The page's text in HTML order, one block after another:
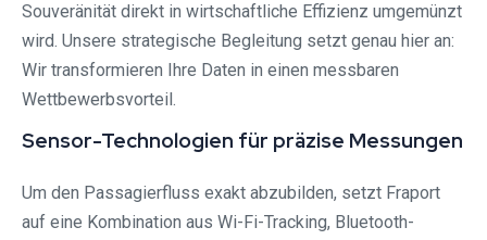
Souveränität direkt in wirtschaftliche Effizienz umgemünzt
wird. Unsere strategische Begleitung setzt genau hier an:
Wir transformieren Ihre Daten in einen messbaren
Wettbewerbsvorteil.
Sensor-Technologien für präzise Messungen
Um den Passagierfluss exakt abzubilden, setzt Fraport
auf eine Kombination aus Wi-Fi-Tracking, Bluetooth-